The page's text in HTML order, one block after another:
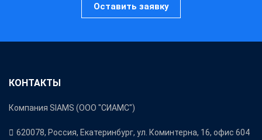
Оставить заявку
КОНТАКТЫ
Компания SIAMS (ООО "СИАМС")
620078, Россия, Екатеринбург, ул. Коминтерна, 16, офис 604